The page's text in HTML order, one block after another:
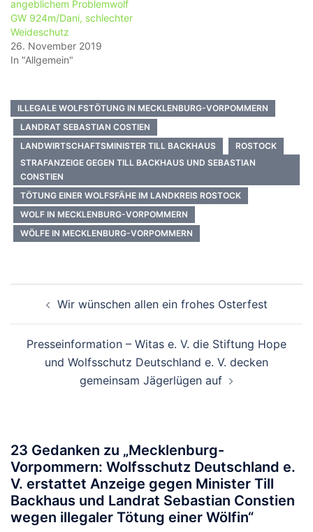
angeblichem Problemwolf
GW 924m/Dani, schlechter
Weideschutz
26. November 2019
In "Allgemein"
ILLEGALE WOLFSTÖTUNG IN MECKLENBURG-VORPOMMERN
LANDRAT SEBASTIAN COSTIEN
LANDWIRTSCHAFTSMINISTER TILL BACKHAUS
ROSTOCK
STRAFANZEIGE GEGEN TILL BACKHAUS UND SEBASTIAN
CONSTIEN
TÖTUNG EINER WOLFSFÄHE IM LANDKREIS ROSTOCK
WOLF IN MECKLENBURG-VORPOMMERN
WÖLFE IN MECKLENBURG-VORPOMMERN
Wir wünschen allen ein frohes Osterfest
Presseinformation – Witas e. V. die Stiftung Hope
und Wolfsschutz Deutschland e. V. decken
gemeinsam Jägerlügen auf
23 Gedanken zu „Mecklenburg-
Vorpommern: Wolfsschutz Deutschland e.
V. erstattet Anzeige gegen Minister Till
Backhaus und Landrat Sebastian Constien
wegen illegaler Tötung einer Wölfin“